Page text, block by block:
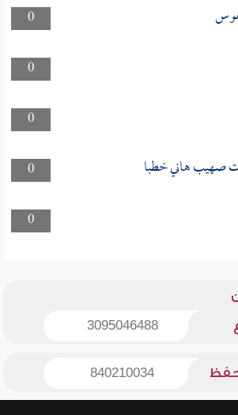
0
0
0
0
صهيب هاني خطبا
0
3095046488
840210034